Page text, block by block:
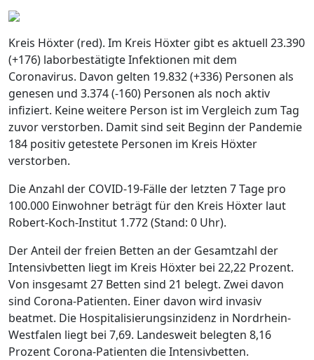
Kreis Höxter (red). Im Kreis Höxter gibt es aktuell 23.390
(+176) laborbestätigte Infektionen mit dem
Coronavirus. Davon gelten 19.832 (+336) Personen als
genesen und 3.374 (-160) Personen als noch aktiv
infiziert. Keine weitere Person ist im Vergleich zum Tag
zuvor verstorben. Damit sind seit Beginn der Pandemie
184 positiv getestete Personen im Kreis Höxter
verstorben.
Die Anzahl der COVID-19-Fälle der letzten 7 Tage pro
100.000 Einwohner beträgt für den Kreis Höxter laut
Robert-Koch-Institut 1.772 (Stand: 0 Uhr).
Der Anteil der freien Betten an der Gesamtzahl der
Intensivbetten liegt im Kreis Höxter bei 22,22 Prozent.
Von insgesamt 27 Betten sind 21 belegt. Zwei davon
sind Corona-Patienten. Einer davon wird invasiv
beatmet. Die Hospitalisierungsinzidenz in Nordrhein-
Westfalen liegt bei 7,69. Landesweit belegten 8,16
Prozent Corona-Patienten die Intensivbetten.